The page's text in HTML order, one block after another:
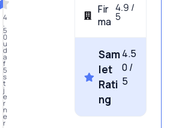
4
5
0
u
d
a
f
5
s
t
j
e
r
n
e
r
Fir
ma
4.9 /
5
Sam
let
Rati
ng
4.5
0 /
5